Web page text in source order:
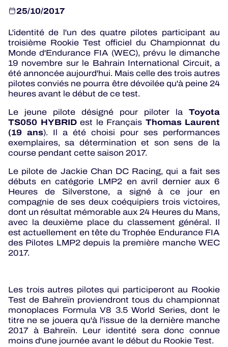
ELMS
MLMC
ALMS
25/10/2017
L'identité de l'un des quatre pilotes participant au
troisième Rookie Test officiel du Championnat du
Monde d'Endurance FIA (WEC), prévu le dimanche
19 novembre sur le Bahrain International Circuit, a
été annoncée aujourd'hui. Mais celle des trois autres
pilotes conviés ne pourra être dévoilée qu'à peine 24
heures avant le début de ce test.
Le jeune pilote désigné pour piloter la Toyota
TS050 HYBRIDest le Français Thomas Laurent
(19 ans). Il a été choisi pour ses performances
exemplaires, sa détermination et son sens de la
course pendant cette saison 2017.
Le pilote de Jackie Chan DC Racing, qui a fait ses
débuts en catégorie LMP2 en avril dernier aux 6
Heures de Silverstone, a signé à ce jour en
compagnie de ses deux coéquipiers trois victoires,
dont un résultat mémorable aux 24 Heures du Mans,
avec la deuxième place du classement général. Il
est actuellement en tête du Trophée Endurance FIA
des Pilotes LMP2 depuis la première manche WEC
2017.
Les trois autres pilotes qui participeront au Rookie
Test de Bahreïn proviendront tous du championnat
monoplaces Formula V8 3.5 World Series, dont le
titre ne se jouera qu'à l'issue de la dernière manche
2017 à Bahreïn. Leur identité sera donc connue
moins d'une journée avant le début du Rookie Test.